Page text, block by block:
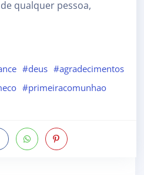
qualquer pessoa,
#deus #agradecimentos
#primeiracomunhao